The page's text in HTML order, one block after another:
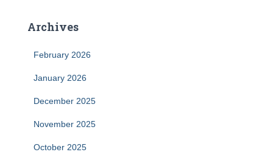
Archives
February 2026
January 2026
December 2025
November 2025
October 2025